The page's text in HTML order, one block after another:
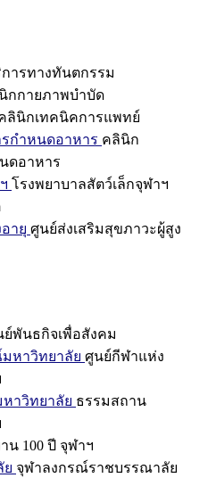
ารทางทันตกรรม
กกายภาพบำบัด
ลินิกเทคนิคการแพทย์
กำหนดอาหาร คลินิก
ดอาหาร
โรงพยาบาลสัตว์เล็กจุฬาฯ
ายุ ศูนย์ส่งเสริมสุขภาวะผู้สูง
ย์พันธกิจเพื่อสังคม
หาวิทยาลัย ศูนย์กีฬาแห่ง
าวิทยาลัย ธรรมสถาน
น 100 ปี จุฬาฯ
ย จุฬาลงกรณ์ราชบรรณาลัย